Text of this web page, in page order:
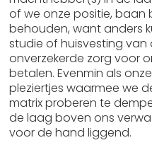
of we onze positie, baan
behouden, want anders
studie of huisvesting van
onverzekerde zorg voor
betalen. Evenmin als
pleziertjes waarmee we
matrix proberen te
de laag boven ons
voor de hand liggend.